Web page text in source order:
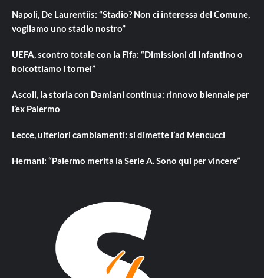
Napoli, De Laurentiis: “Stadio? Non ci interessa del Comune,
vogliamo uno stadio nostro”
UEFA, scontro totale con la Fifa: “Dimissioni di Infantino o
boicottiamo i tornei”
Ascoli, la storia con Damiani continua: rinnovo biennale per
l’ex Palermo
Lecce, ulteriori cambiamenti: si dimette l’ad Mencucci
Hernani: “Palermo merita la Serie A. Sono qui per vincere”